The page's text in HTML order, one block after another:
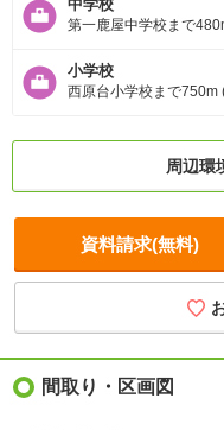
中学校
第一鹿屋中学校まで
小学校
西原台小学校まで750m
周辺環
資料請求(無料)
間取り・区画図